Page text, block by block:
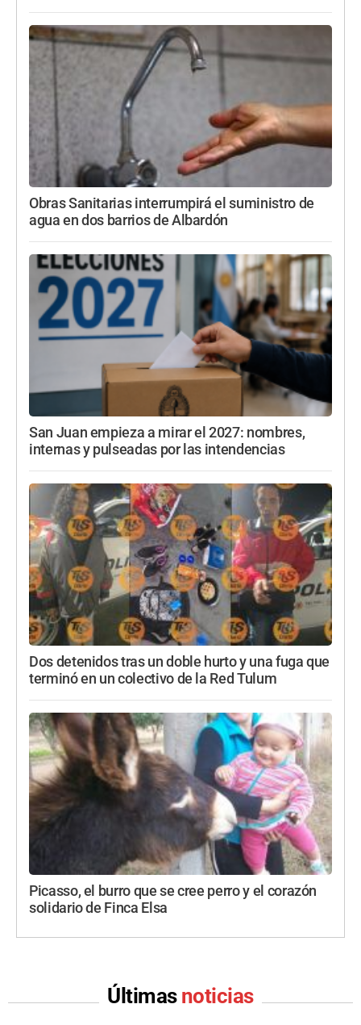
Obras Sanitarias interrumpirá el suministro de
agua en dos barrios de Albardón
San Juan empieza a mirar el 2027: nombres,
internas y pulseadas por las intendencias
Dos detenidos tras un doble hurto y una fuga que
terminó en un colectivo de la Red Tulum
Picasso, el burro que se cree perro y el corazón
solidario de Finca Elsa
Últimas noticias